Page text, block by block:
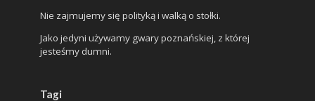
Nie zajmujemy się polityką i walką o stołki.
Jako jedyni używamy gwary poznańskiej, z której
jesteśmy dumni.
Tagi